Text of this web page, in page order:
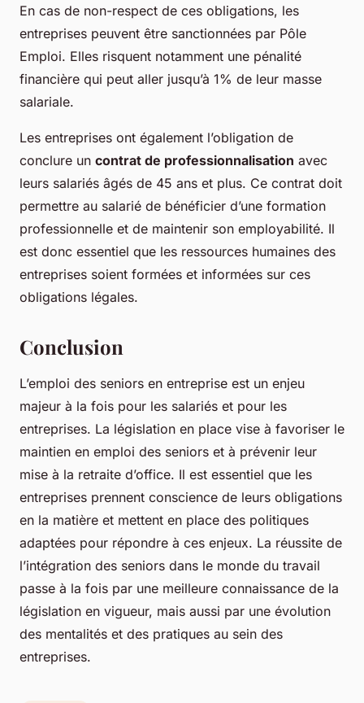
En cas de non-respect de ces obligations, les
entreprises peuvent être sanctionnées par Pôle
Emploi. Elles risquent notamment une pénalité
financière qui peut aller jusqu’à 1% de leur masse
salariale.
Les entreprises ont également l’obligation de
conclure un contrat de professionnalisation avec
leurs salariés âgés de 45 ans et plus. Ce contrat doit
permettre au salarié de bénéficier d’une formation
professionnelle et de maintenir son employabilité. Il
est donc essentiel que les ressources humaines des
entreprises soient formées et informées sur ces
obligations légales.
Conclusion
L’emploi des seniors en entreprise est un enjeu
majeur à la fois pour les salariés et pour les
entreprises. La législation en place vise à favoriser le
maintien en emploi des seniors et à prévenir leur
mise à la retraite d’office. Il est essentiel que les
entreprises prennent conscience de leurs obligations
en la matière et mettent en place des politiques
adaptées pour répondre à ces enjeux. La réussite de
l’intégration des seniors dans le monde du travail
passe à la fois par une meilleure connaissance de la
législation en vigueur, mais aussi par une évolution
des mentalités et des pratiques au sein des
entreprises.